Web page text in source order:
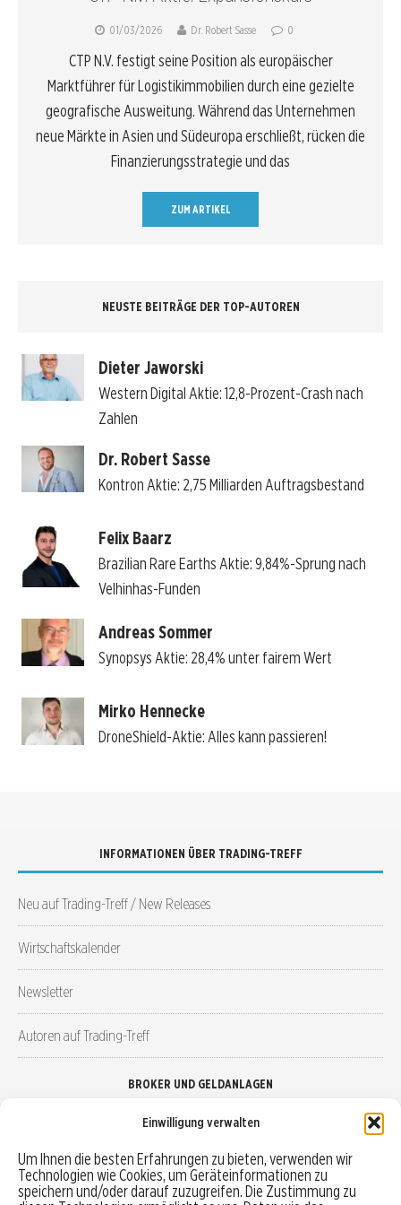
Einwilligung verwalten
Um Ihnen die besten Erfahrungen zu bieten, verwenden wir
Technologien wie Cookies, um Geräteinformationen zu
speichern und/oder darauf zuzugreifen. Die Zustimmung zu
01/03/2026 Dr. Robert Sasse 0
CTP N.V. festigt seine Position als europäischer
Marktführer für Logistikimmobilien durch eine gezielte
geografische Ausweitung. Während das Unternehmen
neue Märkte in Asien und Südeuropa erschließt, rücken die
Finanzierungsstrategie und das
ZUM ARTIKEL
NEUSTE BEITRÄGE DER TOP-AUTOREN
Dieter Jaworski
Western Digital Aktie: 12,8-Prozent-Crash nach
Zahlen
Dr. Robert Sasse
Kontron Aktie: 2,75 Milliarden Auftragsbestand
Felix Baarz
Brazilian Rare Earths Aktie: 9,84%-Sprung nach
Velhinhas-Funden
Andreas Sommer
Synopsys Aktie: 28,4% unter fairem Wert
Mirko Hennecke
DroneShield-Aktie: Alles kann passieren!
INFORMATIONEN ÜBER TRADING-TREFF
Neu auf Trading-Treff / New Releases
Wirtschaftskalender
Newsletter
Autoren auf Trading-Treff
BROKER UND GELDANLAGEN
Robo-Advisor vergleichen